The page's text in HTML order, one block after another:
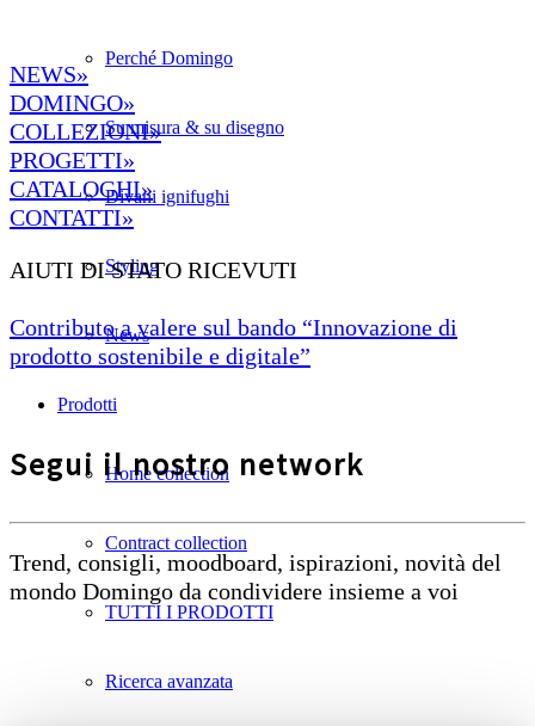
Perché Domingo
Su misura & su disegno
Divani ignifughi
Styling
News
Prodotti
Home collection
Contract collection
TUTTI I PRODOTTI
Ricerca avanzata
NEWS»
DOMINGO»
COLLEZIONI»
PROGETTI»
CATALOGHI»
CONTATTI»
AIUTI DI STATO RICEVUTI
Contributo a valere sul bando “Innovazione di
prodotto sostenibile e digitale”
Segui il nostro network
Trend, consigli, moodboard, ispirazioni, novità del
mondo Domingo da condividere insieme a voi